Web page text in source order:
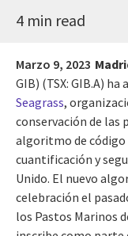
4 min read
Marzo 9, 2023
GIB) (TSX: GIB.A)
Seagrass,
conservación de las
algoritmo de código
cuantificación y
Unido. El nuevo
celebración el
los Pastos Marinos